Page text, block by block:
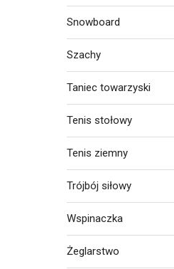
Snowboard
Szachy
Taniec towarzyski
Tenis stołowy
Tenis ziemny
Trójbój siłowy
Wspinaczka
Żeglarstwo